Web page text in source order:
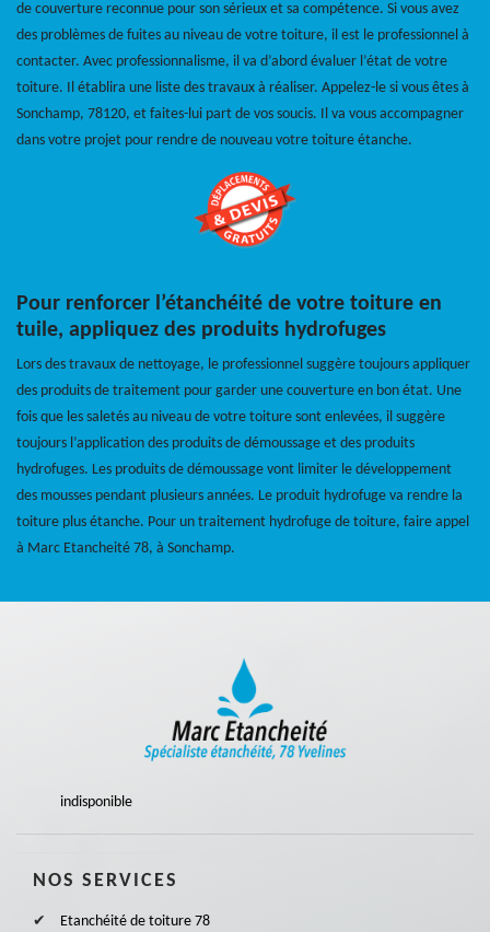
de couverture reconnue pour son sérieux et sa compétence. Si vous avez
des problèmes de fuites au niveau de votre toiture, il est le professionnel à
contacter. Avec professionnalisme, il va d’abord évaluer l’état de votre
toiture. Il établira une liste des travaux à réaliser. Appelez-le si vous êtes à
Sonchamp, 78120, et faites-lui part de vos soucis. Il va vous accompagner
dans votre projet pour rendre de nouveau votre toiture étanche.
Pour renforcer l’étanchéité de votre toiture en
tuile, appliquez des produits hydrofuges
Lors des travaux de nettoyage, le professionnel suggère toujours appliquer
des produits de traitement pour garder une couverture en bon état. Une
fois que les saletés au niveau de votre toiture sont enlevées, il suggère
toujours l’application des produits de démoussage et des produits
hydrofuges. Les produits de démoussage vont limiter le développement
des mousses pendant plusieurs années. Le produit hydrofuge va rendre la
toiture plus étanche. Pour un traitement hydrofuge de toiture, faire appel
à Marc Etancheité 78, à Sonchamp.
indisponible
NOS SERVICES
Etanchéité de toiture 78